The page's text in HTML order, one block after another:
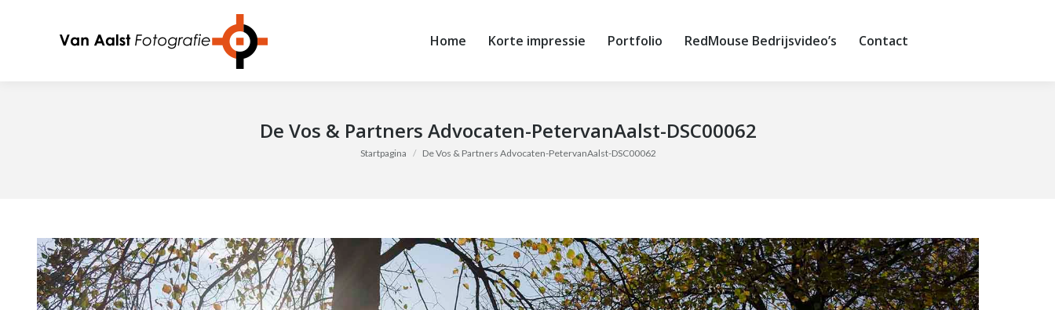
Home Korte impressie Portfolio RedMouse Bedrijsvideo’s Contact
De Vos & Partners Advocaten-PetervanAalst-DSC00062
Je bent hier:
Startpagina De Vos & Partners Advocaten-PetervanAalst-DSC00062
Home Korte impressie Portfolio RedMouse Bedrijsvideo’s Contact